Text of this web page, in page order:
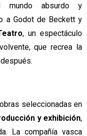
mundo absurdo y
, un espectáculo
que recrea la
seleccionadas en
y exhibición,